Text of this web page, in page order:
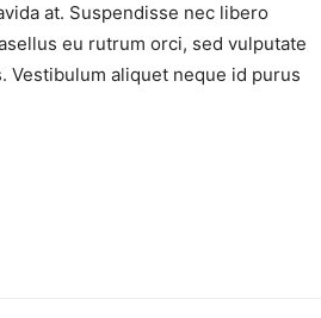
at. Suspendisse nec libero
eu rutrum orci, sed vulputate
Vestibulum aliquet neque id purus